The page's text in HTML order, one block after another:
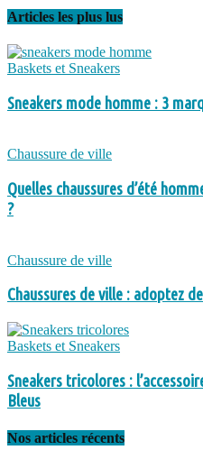
Articles les plus lus
Baskets et Sneakers
Sneakers mode homme : 3
Chaussure de ville
Quelles chaussures d’été
?
Chaussure de ville
Chaussures de ville : adoptez
Baskets et Sneakers
Sneakers tricolores :
Bleus
Nos articles récents